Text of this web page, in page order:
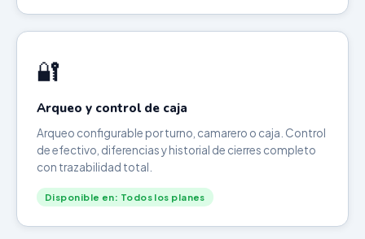
🔐
Arqueo y control de caja
Arqueo configurable por turno, camarero o caja. Control
de efectivo, diferencias y historial de cierres completo
con trazabilidad total.
Disponible en: Todos los planes